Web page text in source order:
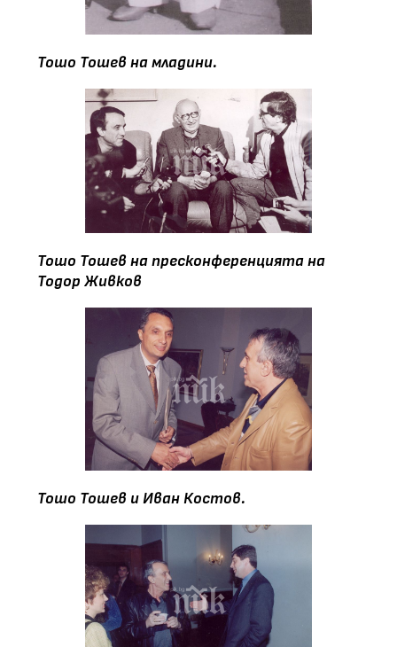
Тошо Тошев на младини.
Тошо Тошев на пресконференцията на
Тодор Живков
Тошо Тошев и Иван Костов.